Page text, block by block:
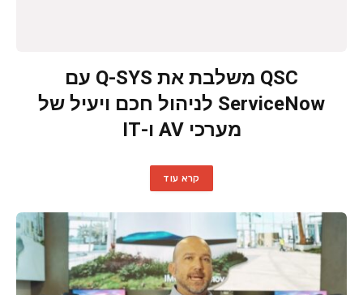
QSC משלבת את Q-SYS עם
ServiceNow לניהול חכם ויעיל של
מערכי AV ו-IT
קרא עוד